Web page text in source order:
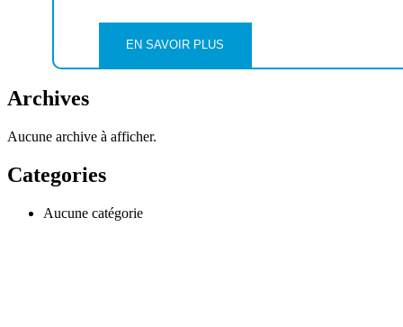
EN SAVOIR PLUS
Archives
Aucune archive à afficher.
Categories
Aucune catégorie